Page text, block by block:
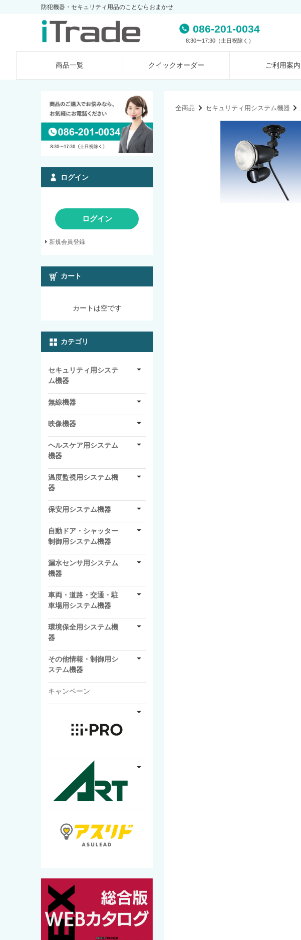
防犯機器・セキュリティ用品のことならおまかせ
086-201-0034
8:30〜17:30（土日祝除く）
商品一覧 クイックオーダー ご利用案内
全商品 セキュリティ用システム機器
ログイン
ログイン
新規会員登録
カート
カートは空です
カテゴリ
セキュリティ用システ
ム機器
無線機器
映像機器
ヘルスケア用システム
機器
温度監視用システム機
器
保安用システム機器
自動ドア・シャッター
制御用システム機器
漏水センサ用システム
機器
車両・道路・交通・駐
車場用システム機器
環境保全用システム機
器
その他情報・制御用シ
ステム機器
キャンペーン